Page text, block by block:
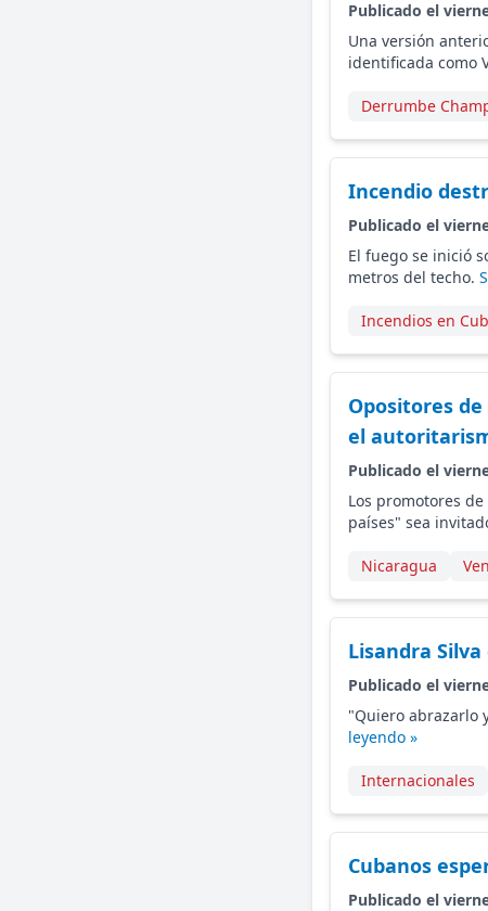
Publicado el
Una versión
identificada como
Derrumbe
Incendio
Publicado el
El fuego se inició
metros del techo.
Incendios en
Opositores
el
Publicado el
Los promotores
países" sea
Nicaragua
Lisandra
Publicado el
"Quiero abrazarlo
leyendo »
Internacionales
Cubanos
Publicado el